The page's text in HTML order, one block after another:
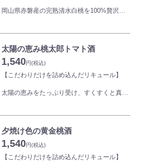
ています。
岡山県赤磐産の完熟清水白桃を100%贅沢に
お楽しみ頂けます。
●20歳未満の者の飲酒は法律で固く禁じられ
太陽の恵み桃太郎トマト酒
1,540円(税込)
【こだわりだけを詰め込んだリキュール】
太陽の恵みをたっぷり受け、すくすくと真っ
完熟トマトの丸かじりを感じさせる果肉たっ
ぷりのリキュールです。“味・香り・酸味・
甘み”が最高のトマト酒をロックでお楽しみ
ください。
夕焼け色の黄金桃酒
1,540円(税込)
【こだわりだけを詰め込んだリキュール】